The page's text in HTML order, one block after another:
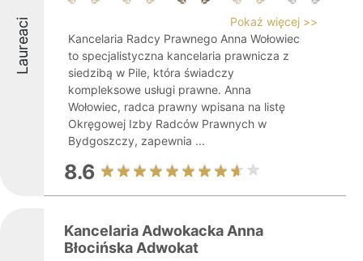
Laureaci
Pokaż więcej >>
Kancelaria Radcy Prawnego Anna Wołowiec
to specjalistyczna kancelaria prawnicza z
siedzibą w Pile, która świadczy
kompleksowe usługi prawne. Anna
Wołowiec, radca prawny wpisana na listę
Okręgowej Izby Radców Prawnych w
Bydgoszczy, zapewnia ...
8.6
Kancelaria Adwokacka Anna
Błocińska Adwokat